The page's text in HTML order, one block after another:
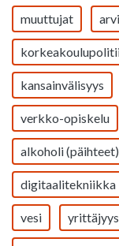
muuttujat
kansainvälisyys
verkko-opiskelu
alkoholi (päihteet)
digitaalitekniikka
vesi yrittäjyys